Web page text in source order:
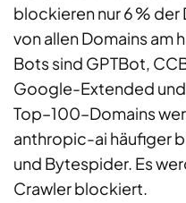
blockieren nur 6% der
von allen Domains
Bots sind GPTBot,
Google-Extended
Top–100–Domains
anthropic-ai häufiger
und Bytespider. Es
Crawler blockiert.